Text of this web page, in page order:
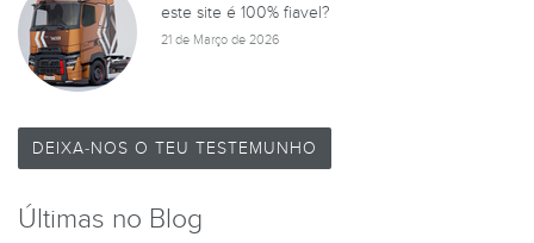
este site é 100% fiavel?
21 de Março de 2026
DEIXA-NOS O TEU TESTEMUNHO
Últimas no Blog